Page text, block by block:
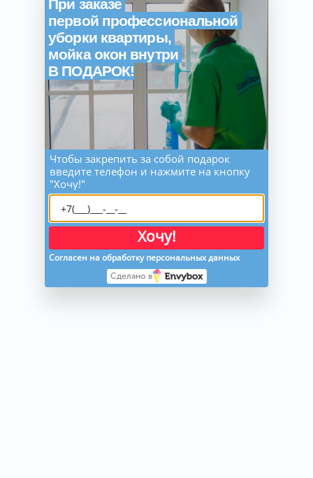
При заказе
первой профессиональной
уборки квартиры,
мойка окон внутри
В ПОДАРОК!
Чтобы закрепить за собой подарок
введите телефон и нажмите на кнопку
"Хочу!"
Хочу!
Согласен на обработку персональных данных
Сделано в